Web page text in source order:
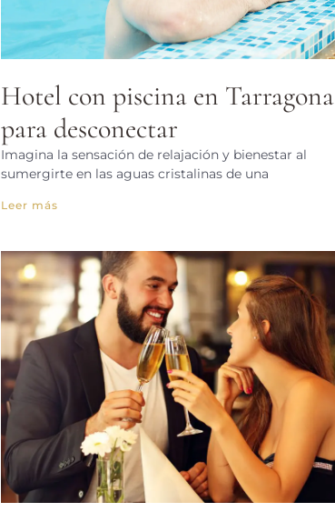
Hotel con piscina en Tarragona
para desconectar
Imagina la sensación de relajación y bienestar al
sumergirte en las aguas cristalinas de una
Leer más